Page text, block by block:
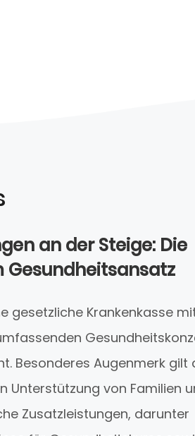
an der Steige: Die
Gesundheitsansatz
gesetzliche Krankenkasse
Besonderes Augenmerk gilt
Unterstützung von Familien
Zusatzleistungen, darunter